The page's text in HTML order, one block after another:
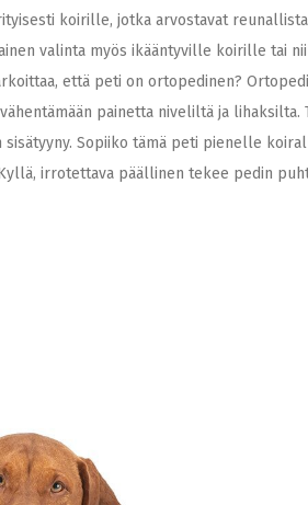
koirille, jotka arvostavat
valinta myös ikääntyville koirille tai
että peti on ortopedinen?
painetta niveliltä ja lihaksilta.
Sopiiko tämä peti pienelle
irrotettava päällinen tekee pedin